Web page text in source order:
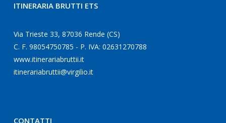
ITINERARIA BRUTTI ETS
Via Trieste 33, 87036 Rende (CS)
C. F. 98054750785 - P. IVA: 02631270788
www.itinerariabruttii.it
itinerariabruttii@virgilio.it
CONTATTI